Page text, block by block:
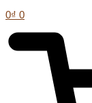
0₫ 0